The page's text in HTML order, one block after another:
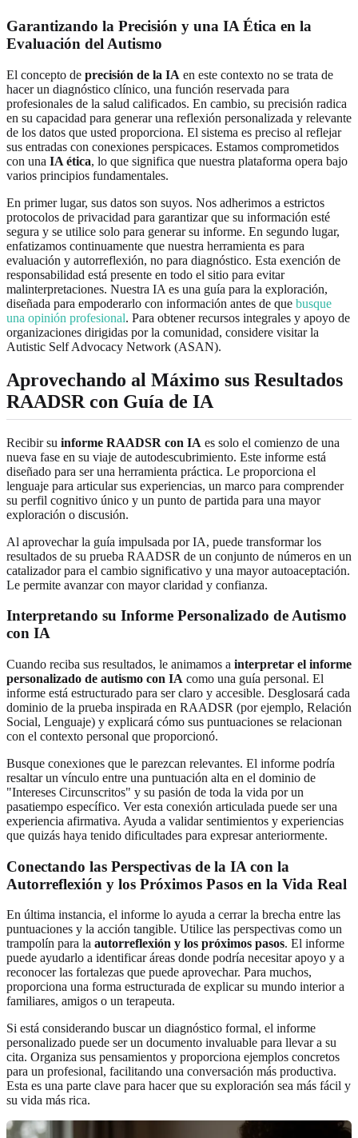
Garantizando la Precisión y una IA Ética en la
Evaluación del Autismo
El concepto de precisión de la IA en este contexto no se trata de
hacer un diagnóstico clínico, una función reservada para
profesionales de la salud calificados. En cambio, su precisión radica
en su capacidad para generar una reflexión personalizada y relevante
de los datos que usted proporciona. El sistema es preciso al reflejar
sus entradas con conexiones perspicaces. Estamos comprometidos
con una IA ética, lo que significa que nuestra plataforma opera bajo
varios principios fundamentales.
En primer lugar, sus datos son suyos. Nos adherimos a estrictos
protocolos de privacidad para garantizar que su información esté
segura y se utilice solo para generar su informe. En segundo lugar,
enfatizamos continuamente que nuestra herramienta es para
evaluación y autorreflexión, no para diagnóstico. Esta exención de
responsabilidad está presente en todo el sitio para evitar
malinterpretaciones. Nuestra IA es una guía para la exploración,
diseñada para empoderarlo con información antes de que busque
una opinión profesional. Para obtener recursos integrales y apoyo de
organizaciones dirigidas por la comunidad, considere visitar la
Autistic Self Advocacy Network (ASAN).
Aprovechando al Máximo sus Resultados
RAADSR con Guía de IA
Recibir su informe RAADSR con IA es solo el comienzo de una
nueva fase en su viaje de autodescubrimiento. Este informe está
diseñado para ser una herramienta práctica. Le proporciona el
lenguaje para articular sus experiencias, un marco para comprender
su perfil cognitivo único y un punto de partida para una mayor
exploración o discusión.
Al aprovechar la guía impulsada por IA, puede transformar los
resultados de su prueba RAADSR de un conjunto de números en un
catalizador para el cambio significativo y una mayor autoaceptación.
Le permite avanzar con mayor claridad y confianza.
Interpretando su Informe Personalizado de Autismo
con IA
Cuando reciba sus resultados, le animamos a interpretar el informe
personalizado de autismo con IA como una guía personal. El
informe está estructurado para ser claro y accesible. Desglosará cada
dominio de la prueba inspirada en RAADSR (por ejemplo, Relación
Social, Lenguaje) y explicará cómo sus puntuaciones se relacionan
con el contexto personal que proporcionó.
Busque conexiones que le parezcan relevantes. El informe podría
resaltar un vínculo entre una puntuación alta en el dominio de
"Intereses Circunscritos" y su pasión de toda la vida por un
pasatiempo específico. Ver esta conexión articulada puede ser una
experiencia afirmativa. Ayuda a validar sentimientos y experiencias
que quizás haya tenido dificultades para expresar anteriormente.
Conectando las Perspectivas de la IA con la
Autorreflexión y los Próximos Pasos en la Vida Real
En última instancia, el informe lo ayuda a cerrar la brecha entre las
puntuaciones y la acción tangible. Utilice las perspectivas como un
trampolín para la autorreflexión y los próximos pasos. El informe
puede ayudarlo a identificar áreas donde podría necesitar apoyo y a
reconocer las fortalezas que puede aprovechar. Para muchos,
proporciona una forma estructurada de explicar su mundo interior a
familiares, amigos o un terapeuta.
Si está considerando buscar un diagnóstico formal, el informe
personalizado puede ser un documento invaluable para llevar a su
cita. Organiza sus pensamientos y proporciona ejemplos concretos
para un profesional, facilitando una conversación más productiva.
Esta es una parte clave para hacer que su exploración sea más fácil y
su vida más rica.